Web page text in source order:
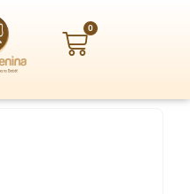
0
Carrinho